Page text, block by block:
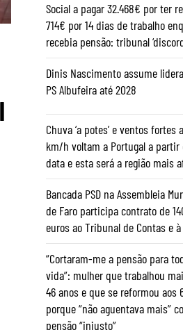
Social a pagar 32.468€ por ter
714€ por 14 dias de trabalho
recebia pensão: tribunal
Dinis Nascimento assume
PS Albufeira até 2028
Chuva ‘a potes’ e ventos fortes
km/h voltam a Portugal a partir
data e esta será a região mais
Bancada PSD na Assembleia
de Faro participa contrato de
euros ao Tribunal de Contas e à
“Cortaram-me a pensão para
vida”: mulher que trabalhou
46 anos e que se reformou aos
porque “não aguentava mais”
pensão “injusto”